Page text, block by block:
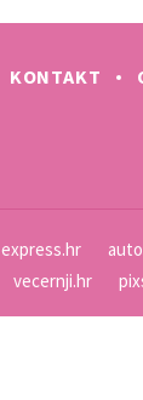
KONTAKT
express.hr
vecernji.hr